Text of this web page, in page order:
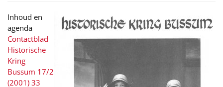
Inhoud en
agenda
Contactblad
Historische
Kring
Bussum 17/2
(2001) 33